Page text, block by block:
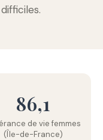
86,1
de vie femmes
(Île-de-France)